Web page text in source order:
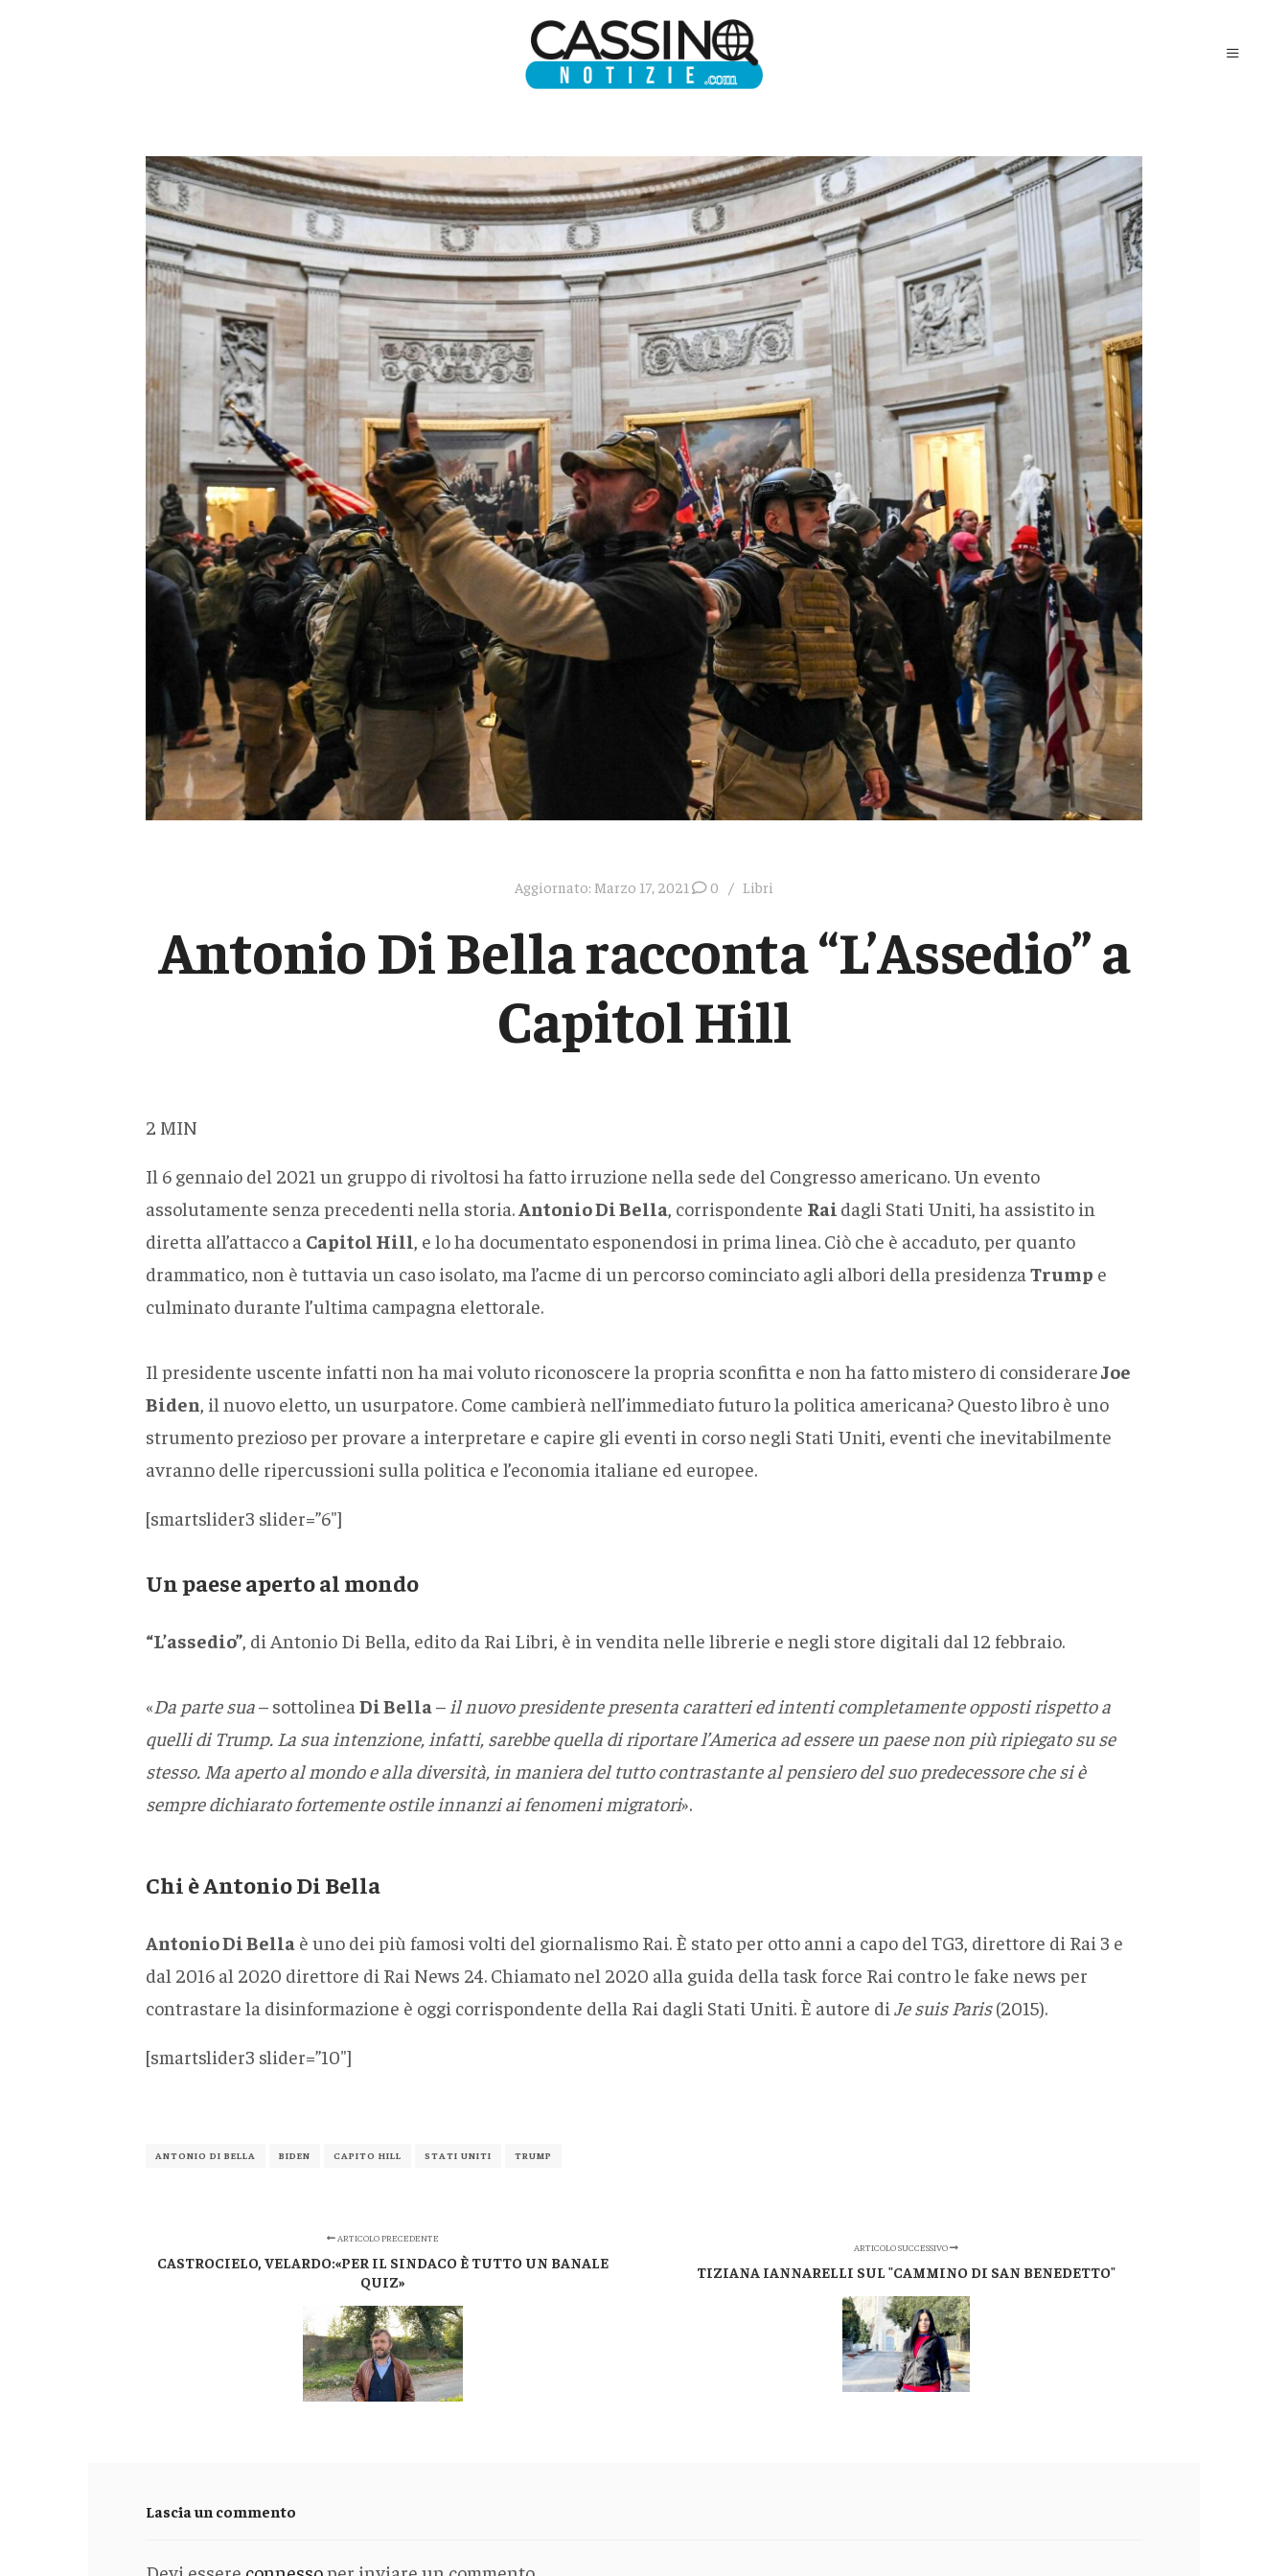
Aggiornato: Marzo 17, 2021 0 Libri
Antonio Di Bella racconta “L’Assedio” a
Capitol Hill
2 MIN
Il 6 gennaio del 2021 un gruppo di rivoltosi ha fatto irruzione nella sede del Congresso americano. Un evento
assolutamente senza precedenti nella storia.Antonio Di Bella, corrispondente Rai dagli Stati Uniti, ha assistito in
diretta all’attacco a Capitol Hill, e lo ha documentato esponendosi in prima linea. Ciò che è accaduto, per quanto
drammatico, non è tuttavia un caso isolato, ma l’acme di un percorso cominciato agli albori della presidenza Trump e
culminato durante l’ultima campagna elettorale.
Il presidente uscente infatti non ha mai voluto riconoscere la propria sconfitta e non ha fatto mistero di considerareJoe
Biden, il nuovo eletto, un usurpatore. Come cambierà nell’immediato futuro la politica americana? Questo libro è uno
strumento prezioso per provare a interpretare e capire gli eventi in corso negli Stati Uniti, eventi che inevitabilmente
avranno delle ripercussioni sulla politica e l’economia italiane ed europee.
[smartslider3 slider=”6″]
Un paese aperto al mondo
“L’assedio”, di Antonio Di Bella, edito da Rai Libri, è in vendita nelle librerie e negli store digitali dal 12 febbraio.
«Da parte sua– sottolinea Di Bella– il nuovo presidente presenta caratteri ed intenti completamente opposti rispetto a
quelli di Trump. La sua intenzione, infatti, sarebbe quella di riportare l’America ad essere un paese non più ripiegato su se
stesso. Ma aperto al mondo e alla diversità, in maniera del tutto contrastante al pensiero del suo predecessore che si è
sempre dichiarato fortemente ostile innanzi ai fenomeni migratori».
Chi è Antonio Di Bella
Antonio Di Bella è uno dei più famosi volti del giornalismo Rai. È stato per otto anni a capo del TG3, direttore di Rai 3 e
dal 2016 al 2020 direttore di Rai News 24. Chiamato nel 2020 alla guida della task force Rai contro le fake news per
contrastare la disinformazione è oggi corrispondente della Rai dagli Stati Uniti. È autore di Je suis Paris(2015).
[smartslider3 slider=”10″]
ANTONIO DI BELLA BIDEN CAPITO HILL STATI UNITI TRUMP
ARTICOLO PRECEDENTE
CASTROCIELO, VELARDO:«PER IL SINDACO È TUTTO UN BANALE
QUIZ»
ARTICOLO SUCCESSIVO
TIZIANA IANNARELLI SUL "CAMMINO DI SAN BENEDETTO"
Lascia un commento